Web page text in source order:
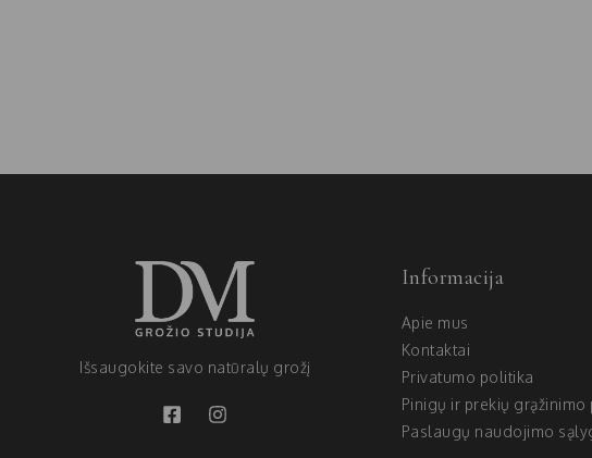
Išsaugokite savo natūralų grožį
Informacija
Apie mus
Kontaktai
Privatumo politika
Pinigų ir prekių grąžinimo
Paslaugų naudojimo